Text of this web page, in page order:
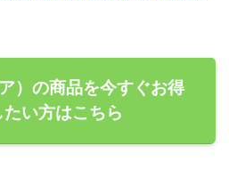
）の商品を今すぐお得
たい方はこちら